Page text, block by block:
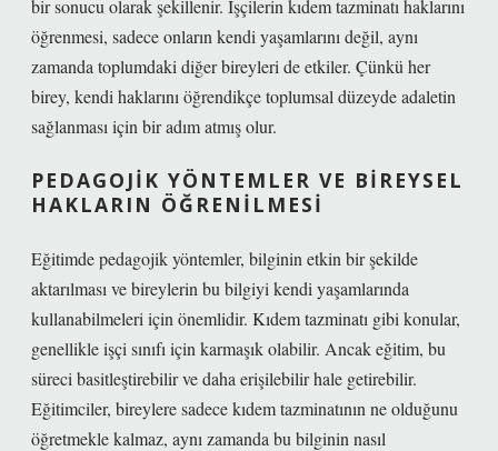
bir sonucu olarak şekillenir. İşçilerin kıdem tazminatı haklarını
öğrenmesi, sadece onların kendi yaşamlarını değil, aynı
zamanda toplumdaki diğer bireyleri de etkiler. Çünkü her
birey, kendi haklarını öğrendikçe toplumsal düzeyde adaletin
sağlanması için bir adım atmış olur.
PEDAGOJIK YÖNTEMLER VE BIREYSEL
HAKLARIN ÖĞRENILMESI
Eğitimde pedagojik yöntemler, bilginin etkin bir şekilde
aktarılması ve bireylerin bu bilgiyi kendi yaşamlarında
kullanabilmeleri için önemlidir. Kıdem tazminatı gibi konular,
genellikle işçi sınıfı için karmaşık olabilir. Ancak eğitim, bu
süreci basitleştirebilir ve daha erişilebilir hale getirebilir.
Eğitimciler, bireylere sadece kıdem tazminatının ne olduğunu
öğretmekle kalmaz, aynı zamanda bu bilginin nasıl